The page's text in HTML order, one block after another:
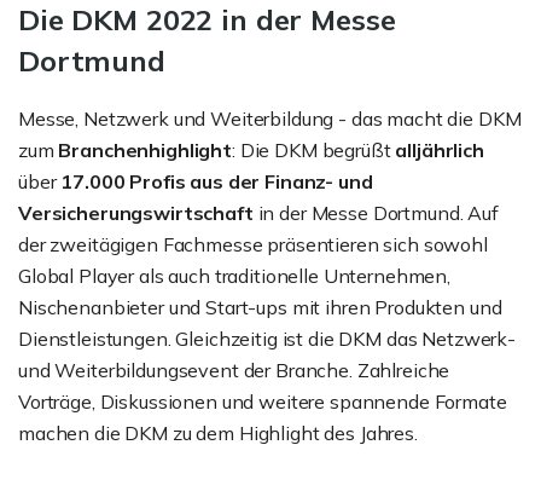
Die DKM 2022 in der Messe
Dortmund
Messe, Netzwerk und Weiterbildung - das macht die DKM
zum Branchenhighlight: Die DKM begrüßt alljährlich
über 17.000 Profis aus der Finanz- und
Versicherungswirtschaft in der Messe Dortmund. Auf
der zweitägigen Fachmesse präsentieren sich sowohl
Global Player als auch traditionelle Unternehmen,
Nischenanbieter und Start-ups mit ihren Produkten und
Dienstleistungen. Gleichzeitig ist die DKM das Netzwerk-
und Weiterbildungsevent der Branche. Zahlreiche
Vorträge, Diskussionen und weitere spannende Formate
machen die DKM zu dem Highlight des Jahres.